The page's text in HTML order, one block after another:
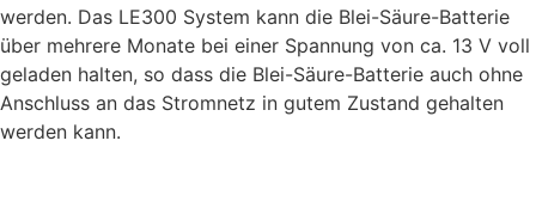
werden. Das LE300 System kann die Blei-Säure-Batterie
über mehrere Monate bei einer Spannung von ca. 13 V voll
geladen halten, so dass die Blei-Säure-Batterie auch ohne
Anschluss an das Stromnetz in gutem Zustand gehalten
werden kann.